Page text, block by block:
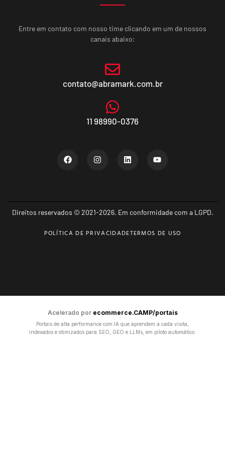
Entre em contato com nosso time clicando em um de nossos
canais abaixo:
contato@abramark.com.br
11 98990-0376
Direitos reservados © 2021-2026. Em conformidade com a LGPD.
POLÍTICA DE PRIVACIDADETERMOS DE USO
Acelerado por ecommerce.CAMP/portais
Portais de alta performance com IA que aprendem a cada visita,
indexados e otimizados para SEO, GEO e LLMs, em piloto automático.